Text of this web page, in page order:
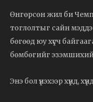
Өнгөрсөн жил би
тоглолтыг сайн
бөгөөд юу хүсч
бөмбөгийг
Энэ бол үнэхээр хүнд,